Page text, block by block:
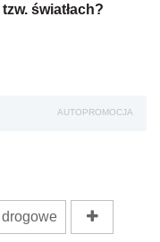
światłach?
AUTOPROMOCJA